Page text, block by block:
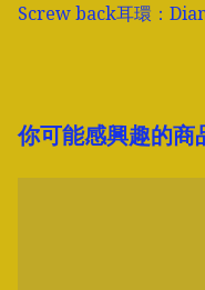
Screw back耳環：
你可能感興趣的商